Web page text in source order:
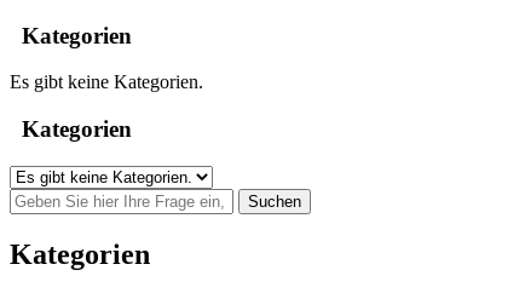
Kategorien
Es gibt keine Kategorien.
Kategorien
Kategorien